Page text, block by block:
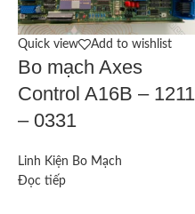
Quick view Add to wishlist
Bo mạch Axes
Control A16B – 1211
– 0331
Linh Kiện Bo Mạch
Đọc tiếp